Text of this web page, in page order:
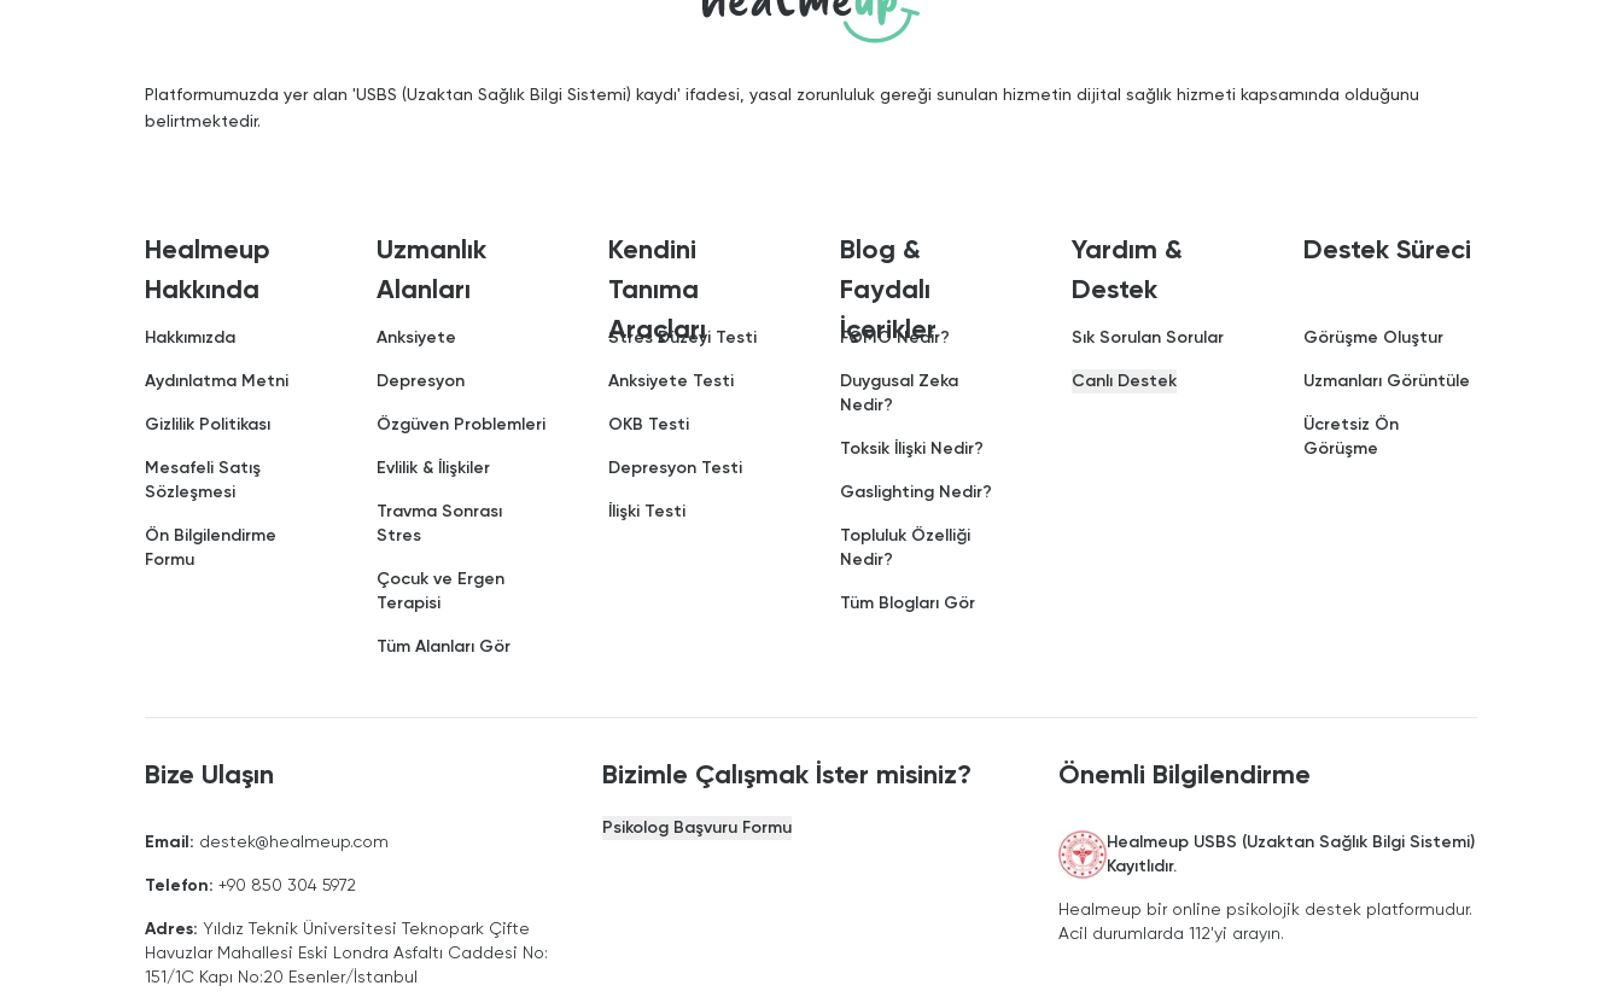
Platformumuzda yer alan 'USBS (Uzaktan Sağlık Bilgi Sistemi) kaydı' ifadesi, yasal zorunluluk gereği sunulan hizmetin dijital sağlık hizmeti kapsamında olduğunu
belirtmektedir.
Healmeup
Hakkında
Hakkımızda
Aydınlatma Metni
Gizlilik Politikası
Mesafeli Satış
Sözleşmesi
Ön Bilgilendirme
Formu
Uzmanlık
Alanları
Anksiyete
Depresyon
Özgüven Problemleri
Evlilik & İlişkiler
Travma Sonrası
Stres
Çocuk ve Ergen
Terapisi
Tüm Alanları Gör
Kendini
Tanıma
Araçları
Stres Düzeyi Testi
Anksiyete Testi
OKB Testi
Depresyon Testi
İlişki Testi
Blog &
Faydalı
İçerikler
FOMO Nedir?
Duygusal Zeka
Nedir?
Toksik İlişki Nedir?
Gaslighting Nedir?
Topluluk Özelliği
Nedir?
Tüm Blogları Gör
Yardım &
Destek
Sık Sorulan Sorular
Canlı Destek
Destek Süreci
Görüşme Oluştur
Uzmanları Görüntüle
Ücretsiz Ön
Görüşme
Bize Ulaşın
Email : destek@healmeup.com
Telefon: +90 850 304 5972
Adres: Yıldız Teknik Üniversitesi Teknopark Çifte
Havuzlar Mahallesi Eski Londra Asfaltı Caddesi No:
151/1C Kapı No:20 Esenler/İstanbul
Bizimle Çalışmak İster misiniz?
Psikolog Başvuru Formu
Önemli Bilgilendirme
Healmeup USBS (Uzaktan Sağlık Bilgi Sistemi)
Kayıtlıdır.
Healmeup bir online psikolojik destek platformudur.
Acil durumlarda 112'yi arayın.